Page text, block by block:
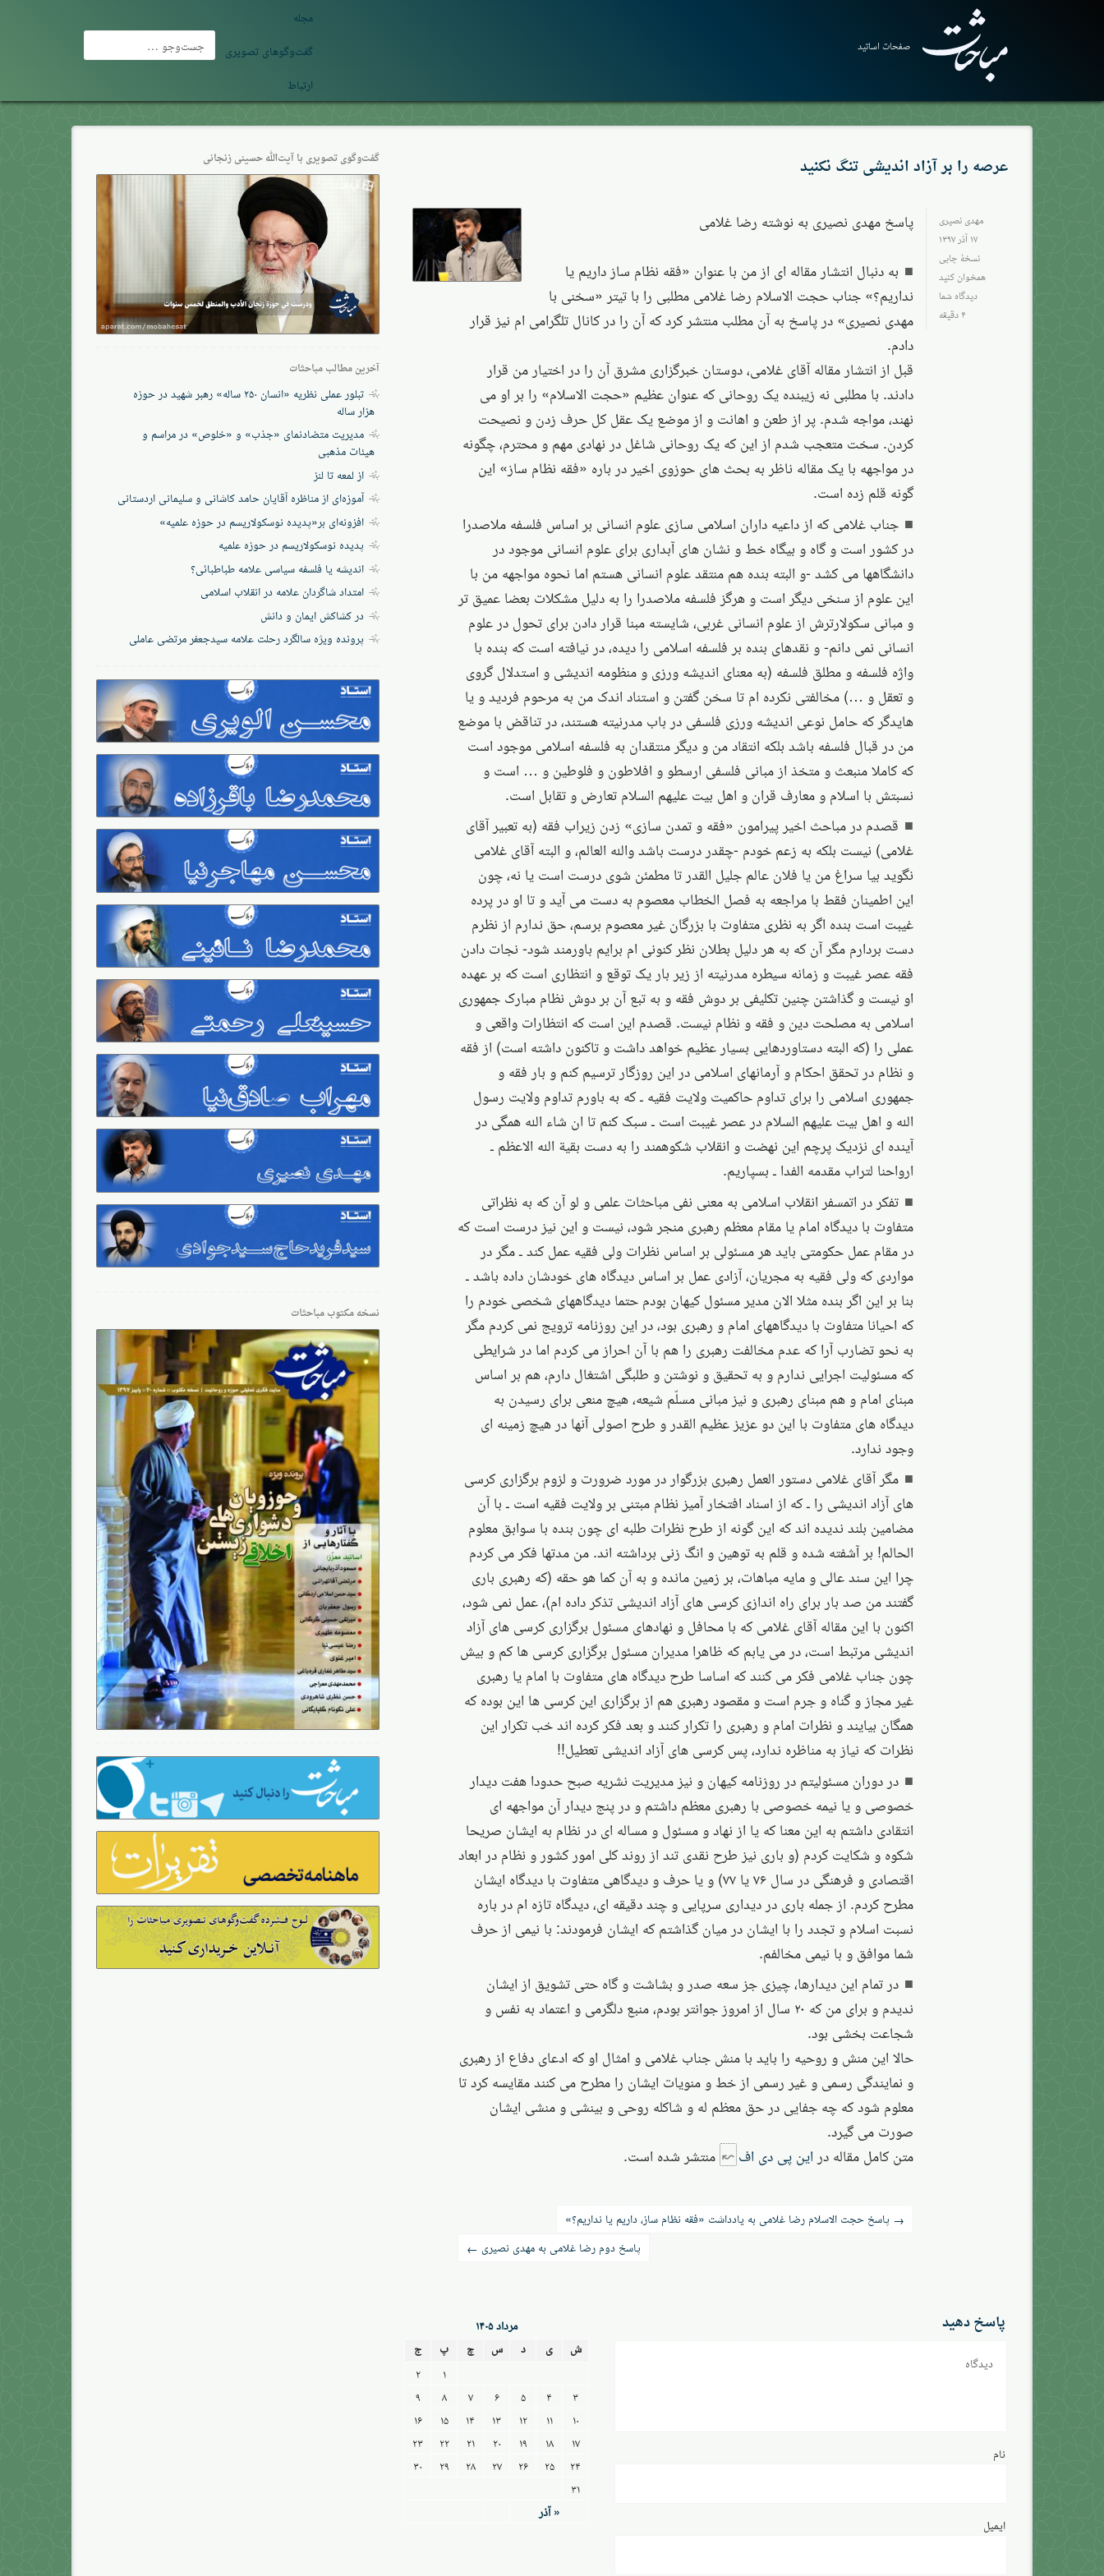
صفحات اساتید
برای:
مجله
گفت‌وگوهای تصویری
ارتباط
عرصه را بر آزاد اندیشی تنگ نکنید
مهدی نصیری
۱۷ آذر ۱۳۹۷
نسخهٔ چاپی
همخوان کنید
دیدگاه شما
۴ دقیقه
پاسخ مهدی نصیری به نوشته رضا غلامی
به دنبال انتشار مقاله ای از من با عنوان «فقه نظام ساز داریم یا
نداریم؟» جناب حجت الاسلام رضا غلامی مطلبی را با تیتر «سخنی با
مهدی نصیری» در پاسخ به آن مطلب منتشر کرد که آن را در کانال تلگرامی ام نیز قرار
دادم.
قبل از انتشار مقاله آقای غلامی، دوستان خبرگزاری مشرق آن را در اختیار من قرار
دادند. با مطلبی نه زیبنده یک روحانی که عنوان عظیم «حجت الاسلام» را بر او می
نهند، مواجه شدم. پر از طعن و اهانت و از موضع یک عقل کل حرف زدن و نصیحت
کردن. سخت متعجب شدم از این که یک روحانی شاغل در نهادی مهم و محترم، چگونه
در مواجهه با یک مقاله ناظر به بحث های حوزوی اخیر در باره «فقه نظام ساز» این
گونه قلم زده است.
جناب غلامی که از داعیه داران اسلامی سازی علوم انسانی بر اساس فلسفه ملاصدرا
در کشور است و گاه و بیگاه خط و نشان های آبداری برای علوم انسانی موجود در
دانشگاهها می کشد -و البته بنده هم منتقد علوم انسانی هستم اما نحوه مواجهه من با
این علوم از سنخی دیگر است و هرگز فلسفه ملاصدرا را به دلیل مشکلات بعضا عمیق تر
و مبانی سکولارترش از علوم انسانی غربی، شایسته مبنا قرار دادن برای تحول در علوم
انسانی نمی دانم- و نقدهای بنده بر فلسفه اسلامی را دیده، در نیافته است که بنده با
واژه فلسفه و مطلق فلسفه (به معنای اندیشه ورزی و منظومه اندیشی و استدلال گروی
و تعقل و …) مخالفتی نکرده ام تا سخن گفتن و استناد اندک من به مرحوم فردید و یا
هایدگر که حامل نوعی اندیشه ورزی فلسفی در باب مدرنیته هستند، در تناقض با موضع
من در قبال فلسفه باشد بلکه انتقاد من و دیگر منتقدان به فلسفه اسلامی موجود است
که کاملا منبعث و متخذ از مبانی فلسفی ارسطو و افلاطون و فلوطین و … است و
نسبتش با اسلام و معارف قران و اهل بیت علیهم السلام تعارض و تقابل است.
قصدم در مباحث اخیر پیرامون «فقه و تمدن سازی» زدن زیراب فقه (به تعبیر آقای
غلامی) نیست بلکه به زعم خودم -چقدر درست باشد والله العالم، و البته آقای غلامی
نگوید بیا سراغ من یا فلان عالم جلیل القدر تا مطمئن شوی درست است یا نه، چون
این اطمینان فقط با مراجعه به فصل الخطاب معصوم به دست می آید و تا او در پرده
غیبت است بنده اگر به نظری متفاوت با بزرگان غیر معصوم برسم، حق ندارم از نظرم
دست بردارم مگر آن که به هر دلیل بطلان نظر کنونی ام برایم باورمند شود- نجات دادن
فقه عصر غیبت و زمانه سیطره مدرنیته از زیر بار یک توقع و انتظاری است که بر عهده
او نیست و گذاشتن چنین تکلیفی بر دوش فقه و به تبع آن بر دوش نظام مبارک جمهوری
اسلامی به مصلحت دین و فقه و نظام نیست. قصدم این است که انتظارات واقعی و
عملی را (که البته دستاوردهایی بسیار عظیم خواهد داشت و تاکنون داشته است) از فقه
و نظام در تحقق احکام و آرمانهای اسلامی در این روزگار ترسیم کنم و بار فقه و
جمهوری اسلامی را برای تداوم حاکمیت ولایت فقیه ـ که به باورم تداوم ولایت رسول
الله و اهل بیت علیهم السلام در عصر غیبت است ـ سبک کنم تا ان شاء الله همگی در
آینده ای نزدیک پرچم این نهضت و انقلاب شکوهمند را به دست بقیة الله الاعظم ـ
ارواحنا لتراب مقدمه الفدا ـ بسپاریم.
تفکر در اتمسفر انقلاب اسلامی به معنی نفی مباحثات علمی و لو آن که به نظراتی
متفاوت با دیدگاه امام یا مقام معظم رهبری منجر شود، نیست و این نیز درست است که
در مقام عمل حکومتی باید هر مسئولی بر اساس نظرات ولی فقیه عمل کند ـ مگر در
مواردی که ولی فقیه به مجریان، آزادی عمل بر اساس دیدگاه های خودشان داده باشد ـ
بنا بر این اگر بنده مثلا الان مدیر مسئول کیهان بودم حتما دیدگاههای شخصی خودم را
که احیانا متفاوت با دیدگاههای امام و رهبری بود، در این روزنامه ترویج نمی کردم مگر
به نحو تضارب آرا که عدم مخالفت رهبری را هم با آن احراز می کردم اما در شرایطی
که مسئولیت اجرایی ندارم و به تحقیق و نوشتن و طلبگی اشتغال دارم، هم بر اساس
مبنای امام و هم مبنای رهبری و نیز مبانی مسلّم شیعه، هیچ منعی برای رسیدن به
دیدگاه های متفاوت با این دو عزیز عظیم القدر و طرح اصولی آنها در هیچ زمینه ای
وجود ندارد.
مگر آقای غلامی دستور العمل رهبری بزرگوار در مورد ضرورت و لزوم برگزاری کرسی
های آزاد اندیشی را ـ که از اسناد افتخار آمیز نظام مبتنی بر ولایت فقیه است ـ با آن
مضامین بلند ندیده اند که این گونه از طرح نظرات طلبه ای چون بنده با سوابق معلوم
الحالم! بر آشفته شده و قلم به توهین و انگ زنی برداشته اند. من مدتها فکر می کردم
چرا این سند عالی و مایه مباهات، بر زمین مانده و به آن کما هو حقه (که رهبری باری
گفتند من صد بار برای راه اندازی کرسی های آزاد اندیشی تذکر داده ام)، عمل نمی شود،
اکنون با این مقاله آقای غلامی که با محافل و نهادهای مسئول برگزاری کرسی های آزاد
اندیشی مرتبط است، در می یابم که ظاهرا مدیران مسئول برگزاری کرسی ها کم و بیش
چون جناب غلامی فکر می کنند که اساسا طرح دیدگاه های متفاوت با امام یا رهبری
غیر مجاز و گناه و جرم است و مقصود رهبری هم از برگزاری این کرسی ها این بوده که
همگان بیایند و نظرات امام و رهبری را تکرار کنند و بعد فکر کرده اند خب تکرار این
نظرات که نیاز به مناظره ندارد، پس کرسی های آزاد اندیشی تعطیل!!
در دوران مسئولیتم در روزنامه کیهان و نیز مدیریت نشریه صبح حدودا هفت دیدار
خصوصی و یا نیمه خصوصی با رهبری معظم داشتم و در پنج دیدار آن مواجهه ای
انتقادی داشتم به این معنا که یا از نهاد و مسئول و مساله ای در نظام به ایشان صریحا
شکوه و شکایت کردم (و باری نیز طرح نقدی تند از روند کلی امور کشور و نظام در ابعاد
اقتصادی و فرهنگی در سال ۷۶ یا ۷۷) و یا حرف و دیدگاهی متفاوت با دیدگاه ایشان
مطرح کردم. از جمله باری در دیداری سرپایی و چند دقیقه ای، دیدگاه تازه ام در باره
نسبت اسلام و تجدد را با ایشان در میان گذاشتم که ایشان فرمودند: با نیمی از حرف
شما موافق و با نیمی مخالفم.
در تمام این دیدارها، چیزی جز سعه صدر و بشاشت و گاه حتی تشویق از ایشان
ندیدم و برای من که ۲۰ سال از امروز جوانتر بودم، منبع دلگرمی و اعتماد به نفس و
شجاعت بخشی بود.
حالا این منش و روحیه را باید با منش جناب غلامی و امثال او که ادعای دفاع از رهبری
و نمایندگی رسمی و غیر رسمی از خط و منویات ایشان را مطرح می کنند مقایسه کرد تا
معلوم شود که چه جفایی در حق معظم له و شاکله روحی و بینشی و منشی ایشان
صورت می گیرد.
متن کامل مقاله در این پی دی اف منتشر شده است.
راه‌بری
→ پاسخ حجت الاسلام رضا غلامی به یادداشت «فقه نظام ساز، داریم یا نداریم؟»
پاسخ دوم رضا غلامی به مهدی نصیری ←
پاسخ دهید
نام
ایمیل
مرداد ۱۴۰۵
ش
ی د س چ پ
ج
۱
۲
۳
۴ ۵ ۶ ۷ ۸
۹
۱۰
۱۱ ۱۲ ۱۳ ۱۴ ۱۵
۱۶
۱۷
۱۸ ۱۹ ۲۰ ۲۱ ۲۲
۲۳
۲۴
۲۵ ۲۶ ۲۷ ۲۸ ۲۹
۳۰
۳۱
« آذر
گفت‌وگو‌ی تصویری با آیت‌الله حسینی زنجانی
آخرین مطالب مباحثات
تبلور عملی نظریه «انسان ۲۵۰ ساله» رهبر شهید در حوزه
هزار ساله
مدیریت متضادنمای «جذب» و «خلوص» در مراسم و
هیئات مذهبی
از لمعه تا لنز
آموزه‌ای از مناظره آقایان حامد کاشانی و سلیمانی اردستانی
افزونه‌ای بر«پدیده نوسکولاریسم در حوزه‌ علمیه»
پدیده نوسکولاریسم در حوزه علمیه
اندیشه یا فلسفه سیاسی علامه طباطبائی؟
امتداد شاگردان علامه در انقلاب اسلامی
در کشاکش ایمان و دانش
پرونده‌ ویژه سالگرد رحلت علامه سیدجعفر مرتضی عاملی
نسخه مکتوب مباحثات